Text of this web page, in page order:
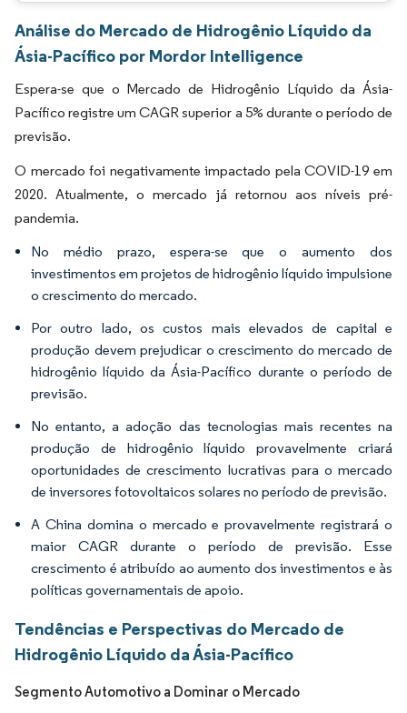
Análise do Mercado de Hidrogênio Líquido da
Ásia-Pacífico por Mordor Intelligence
Espera-se que o Mercado de Hidrogênio Líquido da Ásia-
Pacífico registre um CAGR superior a 5% durante o período de
previsão.
O mercado foi negativamente impactado pela COVID-19 em
2020. Atualmente, o mercado já retornou aos níveis pré-
pandemia.
No médio prazo, espera-se que o aumento dos
investimentos em projetos de hidrogênio líquido impulsione
o crescimento do mercado.
Por outro lado, os custos mais elevados de capital e
produção devem prejudicar o crescimento do mercado de
hidrogênio líquido da Ásia-Pacífico durante o período de
previsão.
No entanto, a adoção das tecnologias mais recentes na
produção de hidrogênio líquido provavelmente criará
oportunidades de crescimento lucrativas para o mercado
de inversores fotovoltaicos solares no período de previsão.
A China domina o mercado e provavelmente registrará o
maior CAGR durante o período de previsão. Esse
crescimento é atribuído ao aumento dos investimentos e às
políticas governamentais de apoio.
Tendências e Perspectivas do Mercado de
Hidrogênio Líquido da Ásia-Pacífico
Segmento Automotivo a Dominar o Mercado